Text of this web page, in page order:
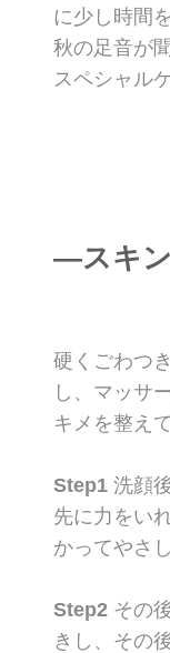
に少し時間
秋の足音が
スペシャル
―スキ
硬くごわつ
し、マッサ
キメを整え
Step1洗顔
先に力をい
かってやさ
Step2その
きし、その